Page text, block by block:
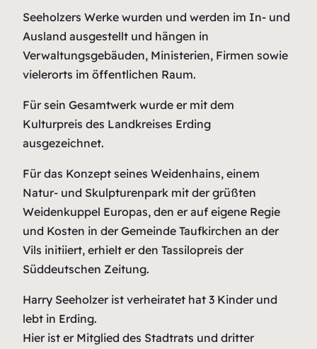
Seeholzers Werke wurden und werden im In- und
Ausland ausgestellt und hängen in
Verwaltungsgebäuden, Ministerien, Firmen sowie
vielerorts im öffentlichen Raum.
Für sein Gesamtwerk wurde er mit dem
Kulturpreis des Landkreises Erding
ausgezeichnet.
Für das Konzept seines Weidenhains, einem
Natur- und Skulpturenpark mit der grüßten
Weidenkuppel Europas, den er auf eigene Regie
und Kosten in der Gemeinde Taufkirchen an der
Vils initiiert, erhielt er den Tassilopreis der
Süddeutschen Zeitung.
Harry Seeholzer ist verheiratet hat 3 Kinder und
lebt in Erding.
Hier ist er Mitglied des Stadtrats und dritter